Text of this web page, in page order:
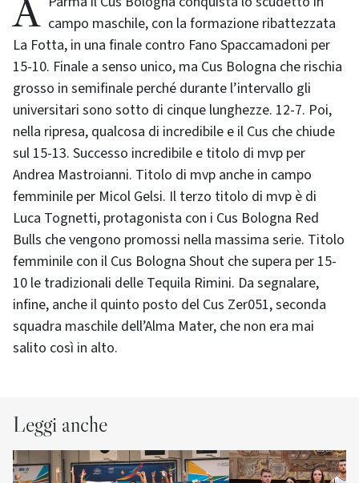
A Parma il Cus Bologna conquista lo scudetto in campo maschile, con la formazione ribattezzata
La Fotta, in una finale contro Fano Spaccamadoni per
15-10. Finale a senso unico, ma Cus Bologna che rischia
grosso in semifinale perché durante l’intervallo gli
universitari sono sotto di cinque lunghezze. 12-7. Poi,
nella ripresa, qualcosa di incredibile e il Cus che chiude
sul 15-13. Successo incredibile e titolo di mvp per
Andrea Mastroianni. Titolo di mvp anche in campo
femminile per Micol Gelsi. Il terzo titolo di mvp è di
Luca Tognetti, protagonista con i Cus Bologna Red
Bulls che vengono promossi nella massima serie. Titolo
femminile con il Cus Bologna Shout che supera per 15-
10 le tradizionali delle Tequila Rimini. Da segnalare,
infine, anche il quinto posto del Cus Zer051, seconda
squadra maschile dell’Alma Mater, che non era mai
salito così in alto.
Leggi anche